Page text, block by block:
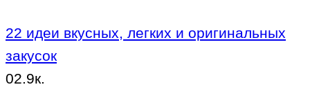
22 идеи вкусных, легких и оригинальных
закусок
02.9к.